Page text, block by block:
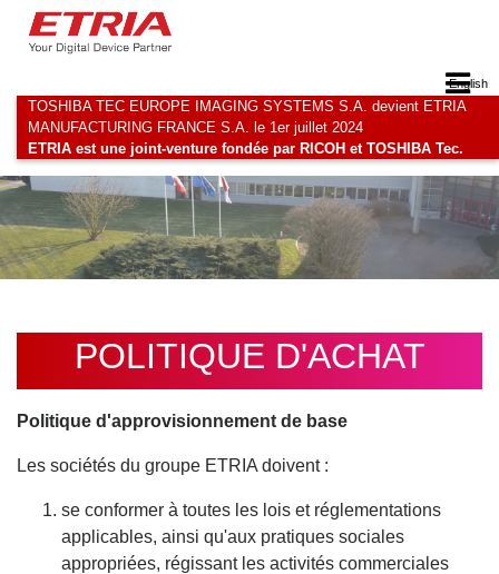
English
TOSHIBA TEC EUROPE IMAGING SYSTEMS S.A. devient ETRIA
MANUFACTURING FRANCE S.A. le 1er juillet 2024
ETRIA est une joint-venture fondée par RICOH et TOSHIBA Tec.
POLITIQUE D'ACHAT
Politique d'approvisionnement de base
Les sociétés du groupe ETRIA doivent :
se conformer à toutes les lois et réglementations
applicables, ainsi qu'aux pratiques sociales
appropriées, régissant les activités commerciales